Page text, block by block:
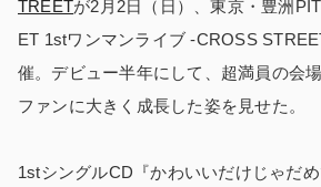
TREETが2月2日（日）、東京・豊洲
ET 1stワンマンライブ -CROSS
催。デビュー半年にして、超満員の会
ファンに大きく成長した姿を見せた。
1stシングルCD『かわいいだけじゃだ